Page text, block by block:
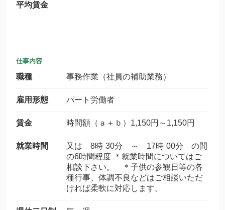
平均賃金
仕事内容
職種 事務作業（社員の補助業務）
雇用形態 パート労働者
賃金 時間額（ａ＋ｂ）1,150円～1,150円
就業時間
又は 8時 30分 ～ 17時 00分 の間
の6時間程度 ＊就業時間についてはご
相談下さい。 ＊子供の参観日等の各
種行事、体調不良などはご相談いただ
ければ柔軟に対応します。